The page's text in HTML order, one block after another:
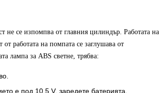
не се изпомпва от главния цилиндър. Работата на
работата на помпата се заглушава от
лампа за ABS светне, трябва:
е под 10,5 V, заредете батерията.